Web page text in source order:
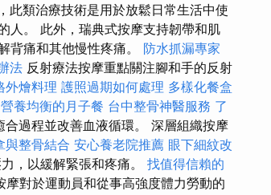
此類治療技術是用於放鬆日常生活中使
人。 此外，瑞典式按摩支持韌帶和肌
背痛和其他慢性疼痛。 防水抓漏專家
法 反射療法按摩重點關注腳和手的反射
外燴料理 護照過期如何處理 多樣化餐盒
營養均衡的月子餐 台中整骨神醫服務 了
過程並改善血液循環。 深層組織按摩
與整骨結合 安心養老院推薦 眼下細紋改
，以緩解緊張和疼痛。 找值得信賴的
摩對於運動員和從事高強度體力勞動的